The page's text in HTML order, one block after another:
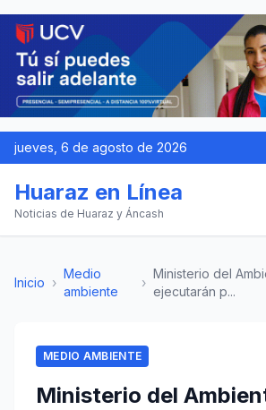
jueves, 6 de agosto de 2026
Huaraz en Línea
Noticias de Huaraz y Áncash
Inicio ›
Medio
ambiente
›
Ministerio del
ejecutarán p...
MEDIO AMBIENTE
Ministerio del